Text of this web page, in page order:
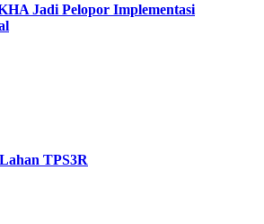
Jadi Pelopor Implementasi
TPS3R